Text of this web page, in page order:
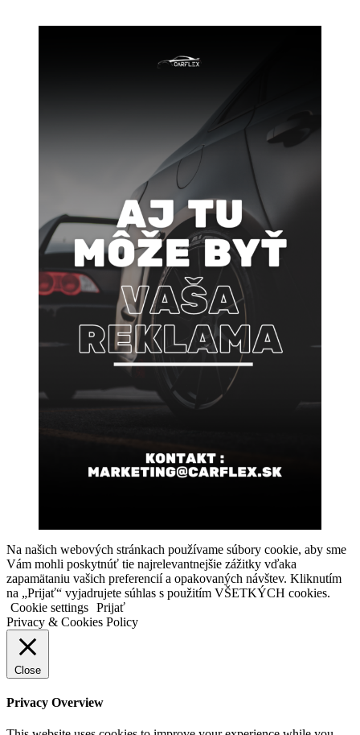
Na našich webových stránkach používame súbory cookie, aby sme
Vám mohli poskytnúť tie najrelevantnejšie zážitky vďaka
zapamätaniu vašich preferencií a opakovaných návštev. Kliknutím
na „Prijať“ vyjadrujete súhlas s použitím VŠETKÝCH cookies.
Cookie settings Prijať
Privacy & Cookies Policy
Close
Privacy Overview